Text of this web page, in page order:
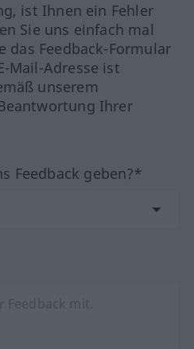
ist Ihnen ein Fehler
Sie uns einfach mal
das Feedback-Formular
Mail-Adresse ist
unserem
Ihrer
Feedback geben?*